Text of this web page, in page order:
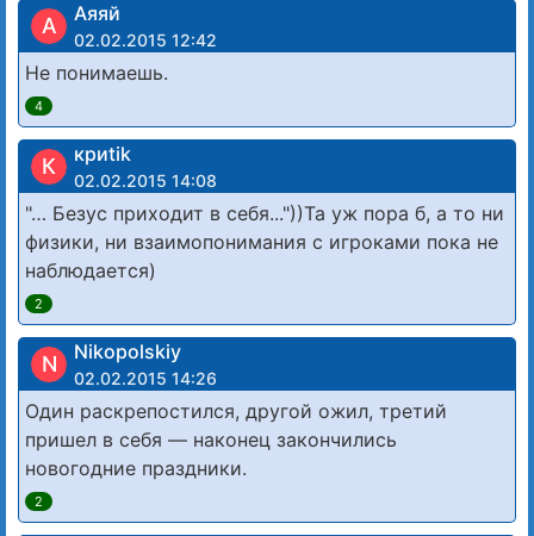
А Аяяй
02.02.2015 12:42
Не понимаешь.
4
К криtik
02.02.2015 14:08
"… Безус приходит в себя..."))Та уж пора б, а то ни
физики, ни взаимопонимания с игроками пока не
наблюдается)
2
N Nikopolskiy
02.02.2015 14:26
Один раскрепостился, другой ожил, третий
пришел в себя — наконец закончились
новогодние праздники.
2